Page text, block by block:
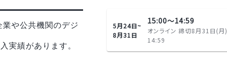
や公共機関のデジ
実績があります。
5月24日~
8月31日
15:00〜14:59
オンライン 締切8月31日(月)
14:59